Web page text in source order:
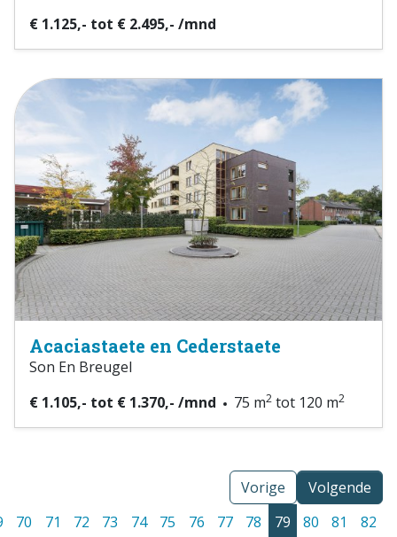
€ 1.125,- tot € 2.495,- /mnd
Acaciastaete en Cederstaete
Son En Breugel
€ 1.105,- tot € 1.370,- /mnd
75 m2 tot 120 m2
Vorige
Volgende
70 71 72 73 74 75 76 77 78 79 80 81 82